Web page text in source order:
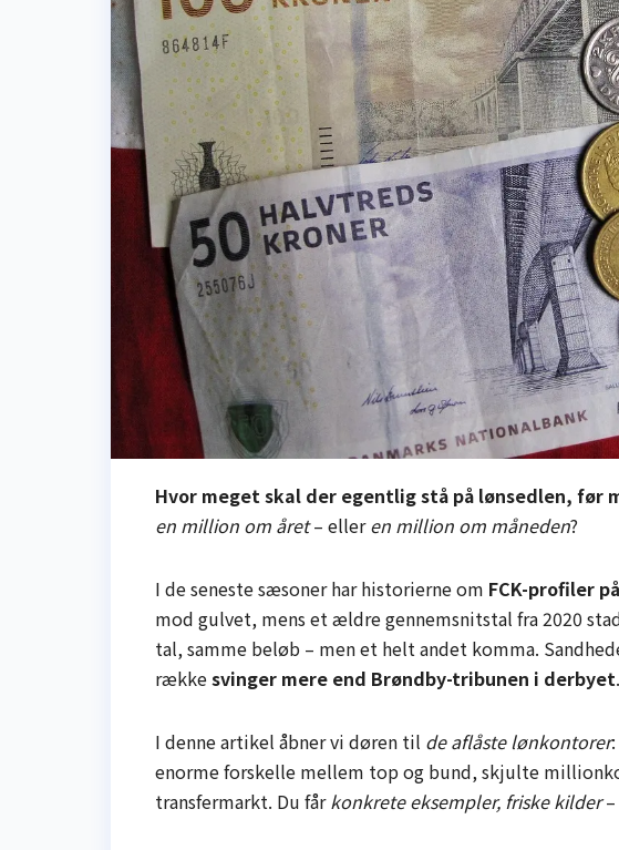
Hvor meget skal der egentlig stå på lønsedlen, før
en million om året– elleren million om måneden?
I de seneste sæsoner har historierne om FCK-profiler
mod gulvet, mens et ældre gennemsnitstal fra 2020
tal, samme beløb – men et helt andet komma.
rækkesvinger mere end Brøndby-tribunen i derbyet.
I denne artikel åbner vi døren til de aflåste lønkontorer
enorme forskelle mellem top og bund, skjulte
transfermarkt. Du fårkonkrete eksempler, friske kilder–